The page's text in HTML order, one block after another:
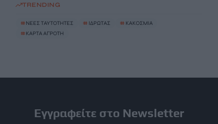
TRENDING
# ΝΕΕΣ ΤΑΥΤΟΤΗΤΕΣ # ΙΔΡΩΤΑΣ # ΚΑΚΟΣΜΙΑ
# ΚΑΡΤΑ ΑΓΡΟΤΗ
Εγγραφείτε στο Newsletter